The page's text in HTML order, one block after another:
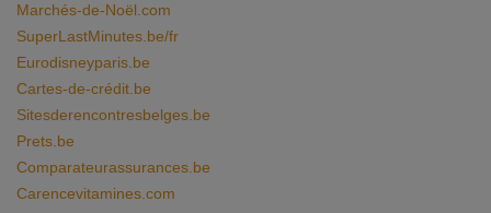
Marchés-de-Noël.com
SuperLastMinutes.be/fr
Eurodisneyparis.be
Cartes-de-crédit.be
Sitesderencontresbelges.be
Prets.be
Comparateurassurances.be
Carencevitamines.com